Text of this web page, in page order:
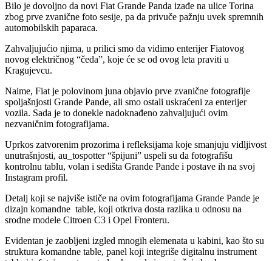
Bilo je dovoljno da novi Fiat Grande Panda izađe na ulice Torina
zbog prve zvanične foto sesije, pa da privuče pažnju uvek spremnih
automobilskih paparaca.
Zahvaljujućio njima, u prilici smo da vidimo enterijer Fiatovog
novog električnog “čeda”, koje će se od ovog leta praviti u
Kragujevcu.
Naime, Fiat je polovinom juna objavio prve zvanične fotografije
spoljašnjosti Grande Pande, ali smo ostali uskraćeni za enterijer
vozila. Sada je to donekle nadoknađeno zahvaljujući ovim
nezvaničnim fotografijama.
Uprkos zatvorenim prozorima i refleksijama koje smanjuju vidljivost
unutrašnjosti, au_tospotter “špijuni” uspeli su da fotografišu
kontrolnu tablu, volan i sedišta Grande Pande i postave ih na svoj
Instagram profil.
Detalj koji se najviše ističe na ovim fotografijama Grande Pande je
dizajn komandne table, koji otkriva dosta razlika u odnosu na
srodne modele Citroen C3 i Opel Fronteru.
Evidentan je zaobljeni izgled mnogih elemenata u kabini, kao što su
struktura komandne table, panel koji integriše digitalnu instrument